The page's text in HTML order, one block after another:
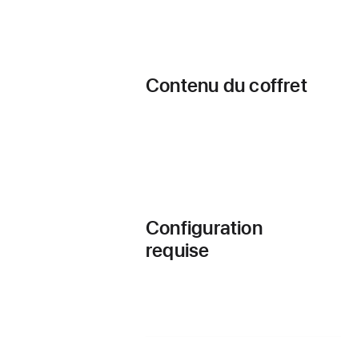
Contenu du coffret
Configuration
requise